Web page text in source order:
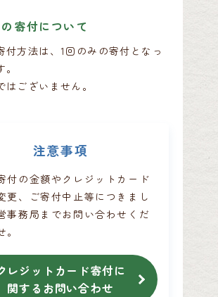
の寄付について
付方法は、1回のみの寄付となっ
はございません。
注意事項
付の金額やクレジットカード
更、ご寄付中止等につきまし
事務局までお問い合わせくだ
レジットカード寄付に
関するお問い合わせ